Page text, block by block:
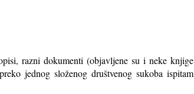
razni dokumenti (objavljene su i neke knjige
jednog složenog društvenog sukoba ispitam